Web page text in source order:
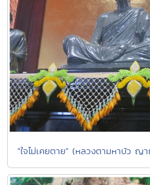
"ใจไม่เคยตาย" (หลวงตามหาบัว ญ